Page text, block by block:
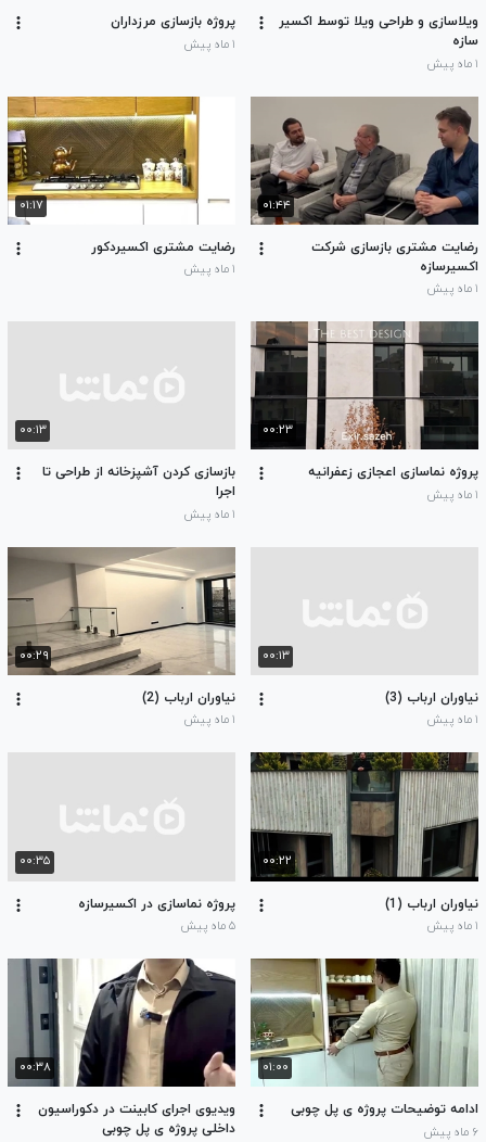
ویلاسازی و طراحی ویلا توسط اکسیر
سازه
۱ ماه پیش
پروژه بازسازی مرزداران
۱ ماه پیش
۰۱:۴۴
رضایت مشتری بازسازی شرکت
اکسیرسازه
۱ ماه پیش
۰۱:۱۷
رضایت مشتری اکسیردکور
۱ ماه پیش
۰۰:۲۳
پروژه نماسازی اعجازی زعفرانیه
۱ ماه پیش
۰۰:۱۳
بازسازی کردن آشپزخانه از طراحی تا
اجرا
۱ ماه پیش
۰۰:۱۳
نیاوران ارباب (3)
۱ ماه پیش
۰۰:۲۹
نیاوران ارباب (2)
۱ ماه پیش
۰۰:۲۲
نیاوران ارباب (1)
۱ ماه پیش
۰۰:۳۵
پروژه نماسازی در اکسیرسازه
۵ ماه پیش
۰۱:۰۰
ادامه توضیحات پروژه ی پل چوبی
۶ ماه پیش
۰۰:۳۸
ویدیوی اجرای کابینت در دکوراسیون
داخلی پروژه ی پل چوبی